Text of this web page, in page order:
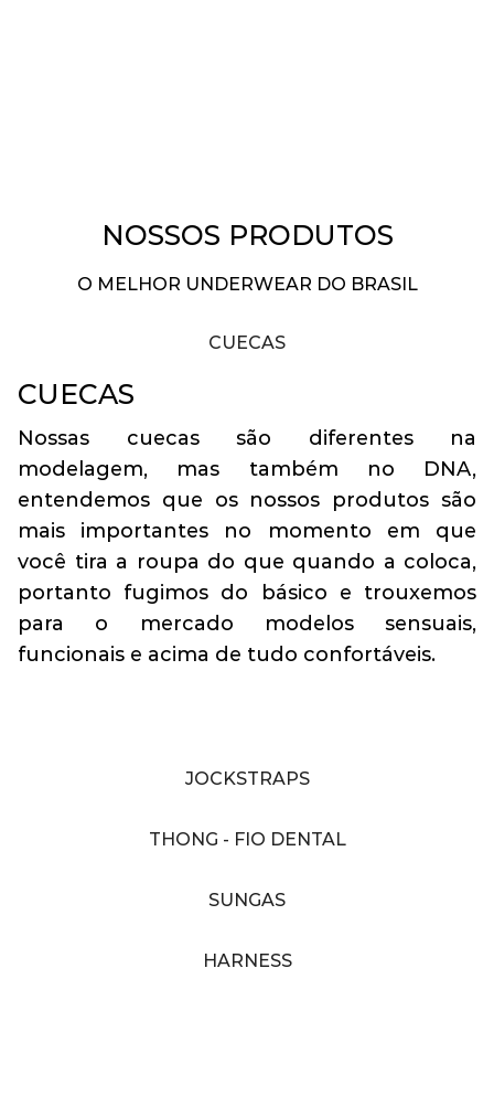
NOSSOS PRODUTOS
O MELHOR UNDERWEAR DO BRASIL
CUECAS
CUECAS
Nossas cuecas são diferentes na
modelagem, mas também no DNA,
entendemos que os nossos produtos são
mais importantes no momento em que
você tira a roupa do que quando a coloca,
portanto fugimos do básico e trouxemos
para o mercado modelos sensuais,
funcionais e acima de tudo confortáveis.
JOCKSTRAPS
THONG - FIO DENTAL
SUNGAS
HARNESS